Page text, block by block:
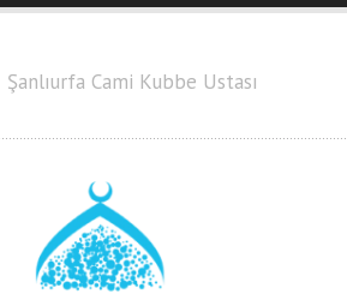
Şanlıurfa Cami Kubbe Ustası